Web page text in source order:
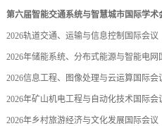
第六届智能交通系统与智慧城市国际学术
2026轨道交通、运输与信息控制国际会议
2026年储能系统、分布式能源与智能电网
2026信息工程、图像处理与云运算国际会
2026年矿山机电工程与自动化技术国际会
2026年乡村旅游经济与文化发展国际会议